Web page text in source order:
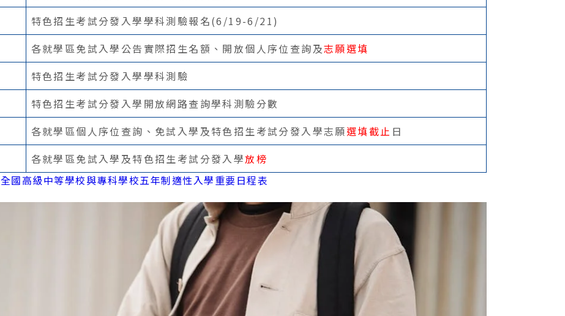
特色招生考試分發入學學科測驗報名(6/19-6/21)
各就學區免試入學公告實際招生名額、開放個人序位查詢及志願選填
特色招生考試分發入學學科測驗
特色招生考試分發入學開放網路查詢學科測驗分數
各就學區個人序位查詢、免試入學及特色招生考試分發入學志願選填截止 日
各就學區免試入學及特色招生考試分發入學放榜
國高級中等學校與專科學校五年制適性入學重要日程表